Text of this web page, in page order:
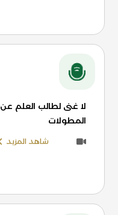
لا غنى لطالب العلم عن
المطولات
شاهد المزيد